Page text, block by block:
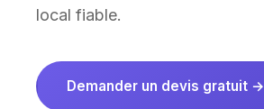
local fiable.
Demander un devis gratuit →